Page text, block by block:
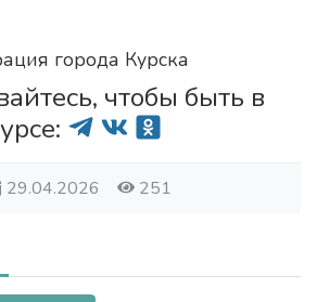
города Курска
чтобы быть в
29.04.2026 251